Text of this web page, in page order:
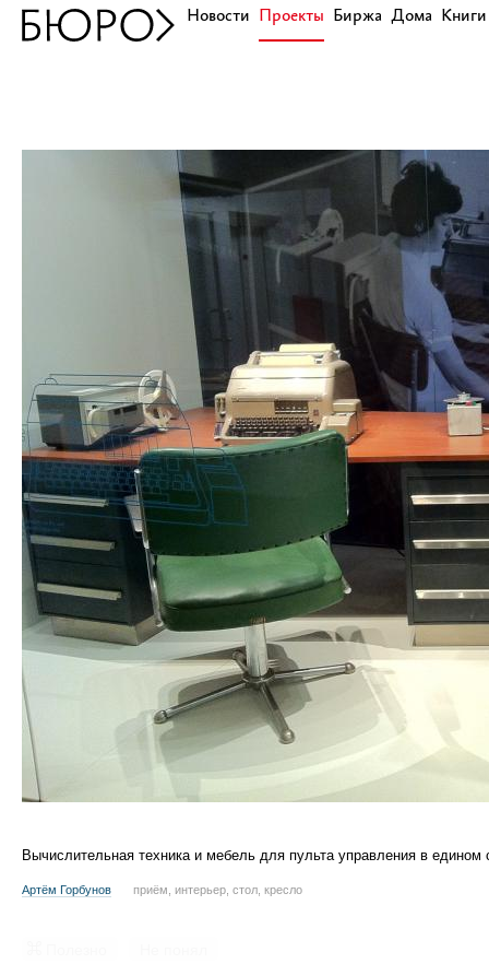
Новости Проекты Биржа Дома Книги
Вычислительная техника и мебель для пульта управления в едином
Артём Горбунов приём, интерьер, стол, кресло